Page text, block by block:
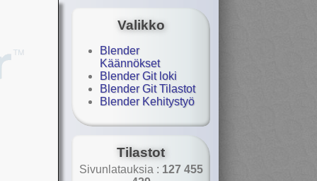
Valikko
Blender
Käännökset
Blender Git loki
Blender Git Tilastot
Blender Kehitystyö
Tilastot
Sivunlatauksia : 127 455